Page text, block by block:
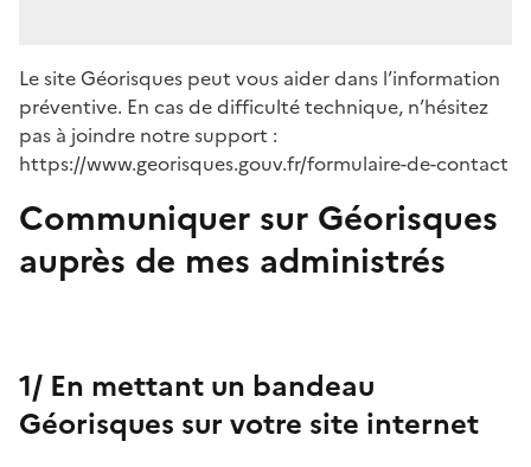
Le site Géorisques peut vous aider dans l’information
préventive. En cas de difficulté technique, n’hésitez
pas à joindre notre support :
https://www.georisques.gouv.fr/formulaire-de-contact
Communiquer sur Géorisques
auprès de mes administrés
1/ En mettant un bandeau
Géorisques sur votre site internet